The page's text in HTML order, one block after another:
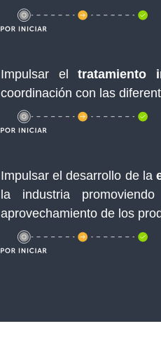
Impulsar eltratamiento
coordinación con las
Impulsar el desarrollo de la
la industria
aprovechamiento de los